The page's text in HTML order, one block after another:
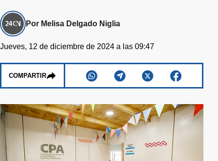
Por Melisa Delgado Niglia
Jueves, 12 de diciembre de 2024 a las 09:47
COMPARTIR